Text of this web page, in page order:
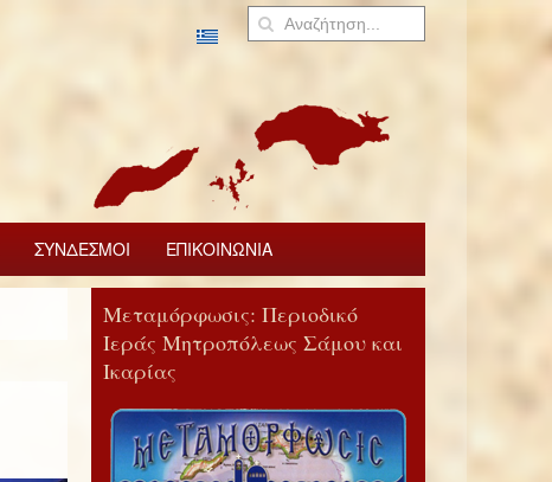
ΣΥΝΔΕΣΜΟΙ ΕΠΙΚΟΙΝΩΝΙΑ
Μεταμόρφωσις: Περιοδικό
Ιεράς Μητροπόλεως Σάμου και
Ικαρίας